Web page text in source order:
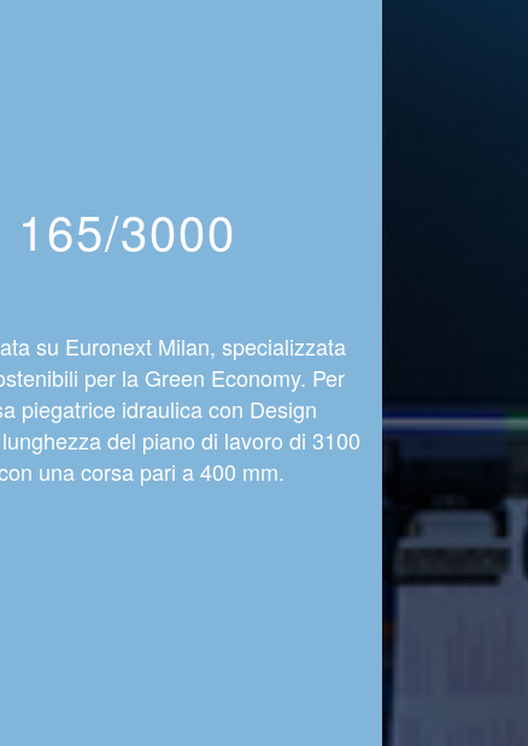
3000
su Euronext Milan, specializzata
per la Green Economy. Per
piegatrice idraulica con Design
del piano di lavoro di 3100
una corsa pari a 400 mm.